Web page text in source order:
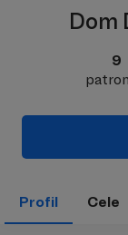
Dom
9
Profil Cele